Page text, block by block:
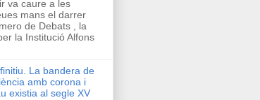
va caure a les
mans el darrer
de Debats , la
la Institució Alfons
La bandera de
amb corona i
existia al segle XV